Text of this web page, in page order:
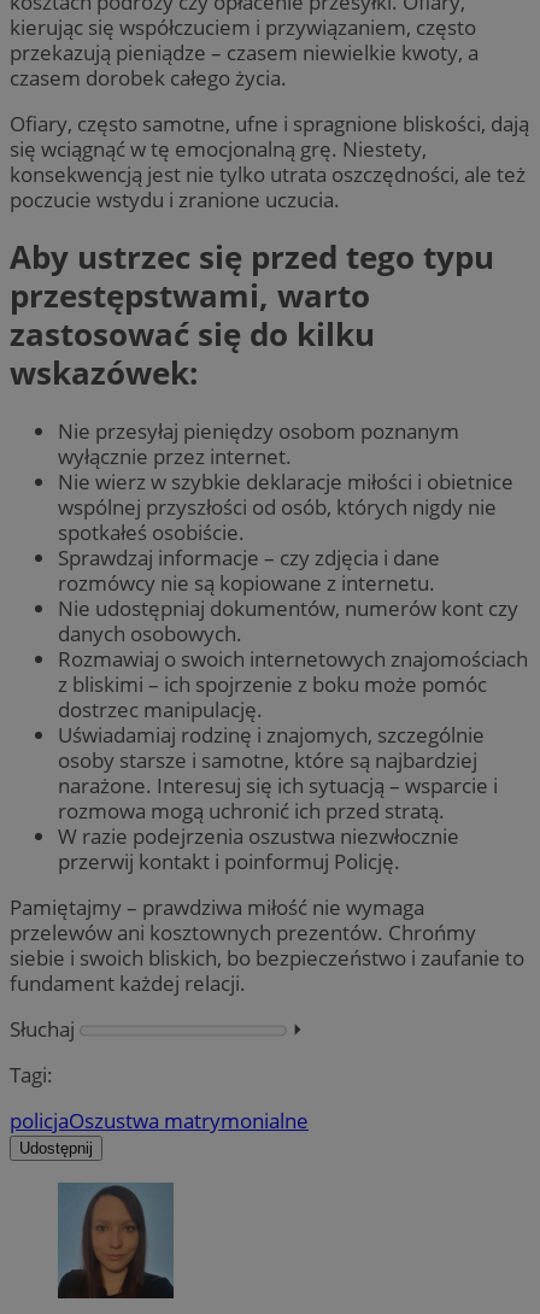
kierując się współczuciem i przywiązaniem, często
przekazują pieniądze – czasem niewielkie kwoty, a
czasem dorobek całego życia.
Ofiary, często samotne, ufne i spragnione bliskości, dają
się wciągnąć w tę emocjonalną grę. Niestety,
konsekwencją jest nie tylko utrata oszczędności, ale też
poczucie wstydu i zranione uczucia.
Aby ustrzec się przed tego typu
przestępstwami, warto
zastosować się do kilku
wskazówek:
Nie przesyłaj pieniędzy osobom poznanym
wyłącznie przez internet.
Nie wierz w szybkie deklaracje miłości i obietnice
wspólnej przyszłości od osób, których nigdy nie
spotkałeś osobiście.
Sprawdzaj informacje – czy zdjęcia i dane
rozmówcy nie są kopiowane z internetu.
Nie udostępniaj dokumentów, numerów kont czy
danych osobowych.
Rozmawiaj o swoich internetowych znajomościach
z bliskimi – ich spojrzenie z boku może pomóc
dostrzec manipulację.
Uświadamiaj rodzinę i znajomych, szczególnie
osoby starsze i samotne, które są najbardziej
narażone. Interesuj się ich sytuacją – wsparcie i
rozmowa mogą uchronić ich przed stratą.
W razie podejrzenia oszustwa niezwłocznie
przerwij kontakt i poinformuj Policję.
Pamiętajmy – prawdziwa miłość nie wymaga
przelewów ani kosztownych prezentów. Chrońmy
siebie i swoich bliskich, bo bezpieczeństwo i zaufanie to
fundament każdej relacji.
Słuchaj
⏵︎
Tagi:
policjaOszustwa matrymonialne
Udostępnij